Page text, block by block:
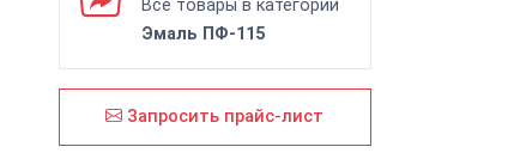
Все товары в категории
Эмаль ПФ-115
Запросить прайс-лист